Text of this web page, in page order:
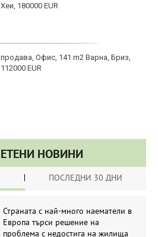
Хеи, 180000 EUR
продава, Офис, 141 m2 Варна, Бриз,
112000 EUR
НОВИНИ
ПОСЛЕДНИ 30 ДНИ
Страната с най-много наематели в
Европа търси решение на
проблема с недостига на жилища